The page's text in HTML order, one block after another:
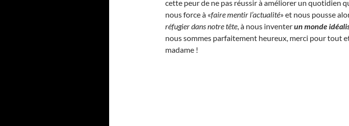
cette peur de ne pas réussir à améliorer un quotidien
nous force à «faire mentir l’actualité» et nous pousse
réfugier dans notre tête, à nous inventerun monde
nous sommes parfaitement heureux, merci pour tout
madame !